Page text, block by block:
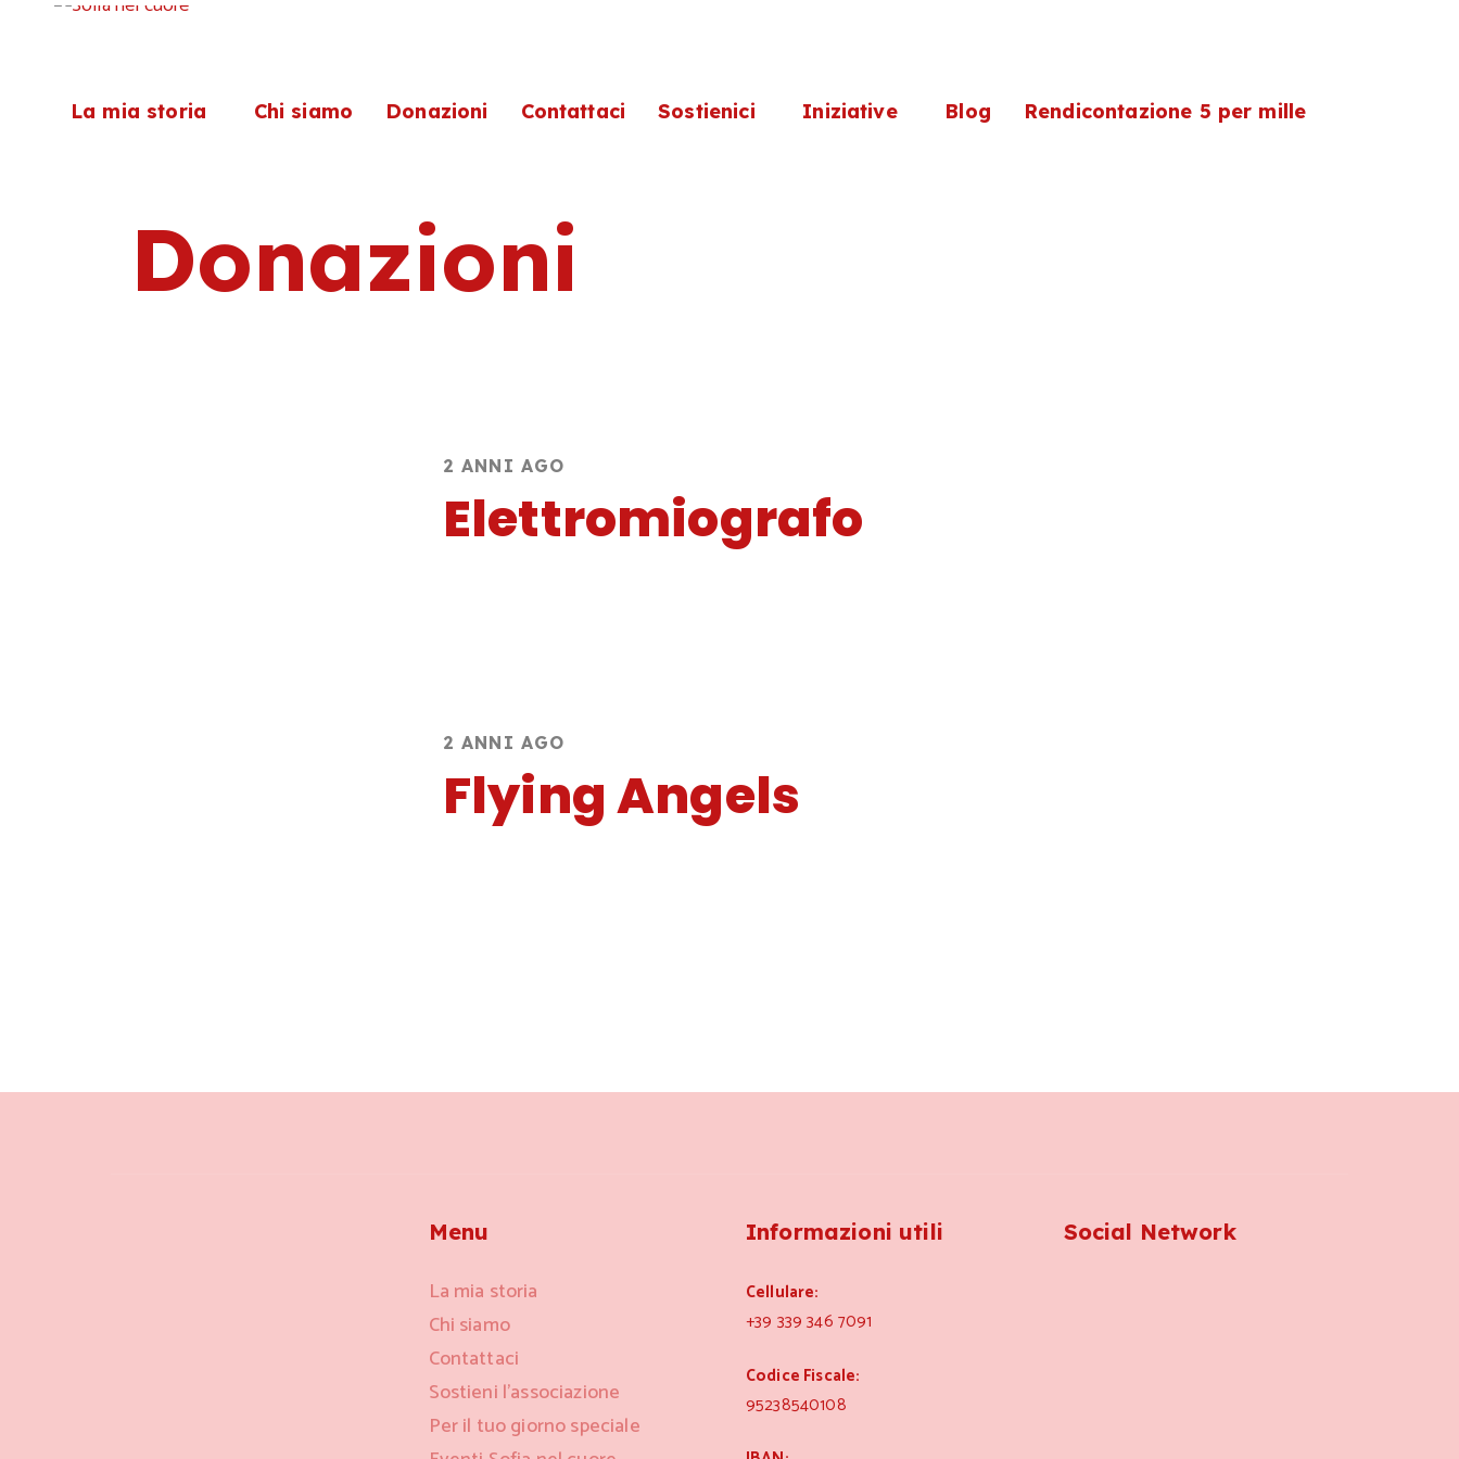
La mia storia Chi siamo Donazioni Contattaci Sostienici Iniziative Blog Rendicontazione 5 per mille
Donazioni
2 ANNI AGO
Elettromiografo
2 ANNI AGO
Flying Angels
Menu
La mia storia
Chi siamo
Contattaci
Sostieni l’associazione
Per il tuo giorno speciale
Informazioni utili
Cellulare:
+39 339 346 7091
Codice Fiscale:
95238540108
Social Network